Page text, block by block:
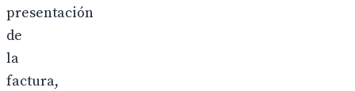
presentación
de
la
factura,